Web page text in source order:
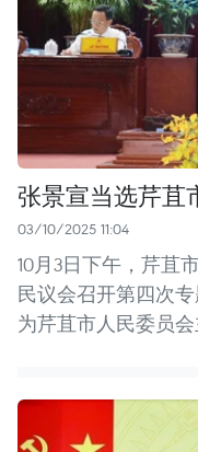
张景宣当选芹苴
03/10/2025 11:04
10月3日下午，芹苴
民议会召开第四次
为芹苴市人民委员会